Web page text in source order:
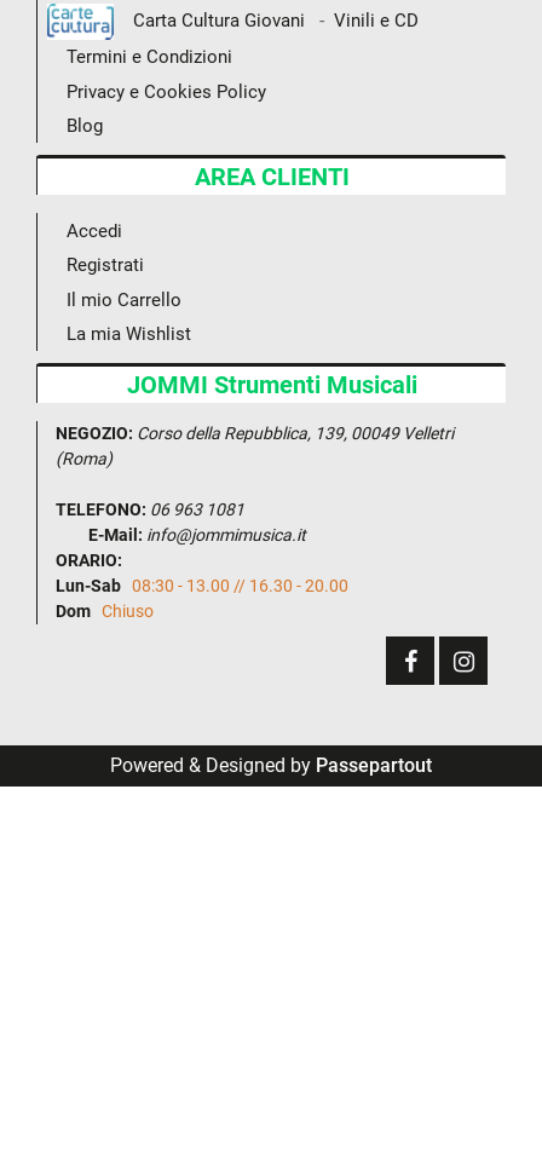
Carta Cultura Giovani
- Vinili e CD
Termini e Condizioni
Privacy e Cookies Policy
Blog
AREA CLIENTI
Accedi
Registrati
Il mio Carrello
La mia Wishlist
JOMMI Strumenti Musicali
NEGOZIO: Corso della Repubblica, 139, 00049 Velletri
(Roma)
TELEFONO: 06 963 1081
E-Mail: info@jommimusica.it
ORARIO:
Lun-Sab 08:30 - 13.00 // 16.30 - 20.00
Dom Chiuso
Powered & Designed by Passepartout